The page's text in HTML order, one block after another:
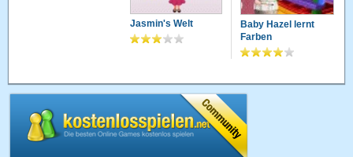
Jasmin's Welt
Baby Hazel lernt
Farben